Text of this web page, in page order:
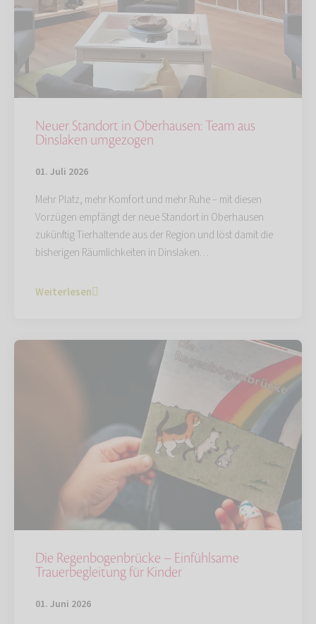
Neuer Standort in Oberhausen: Team aus
Dinslaken umgezogen
01. Juli 2026
Mehr Platz, mehr Komfort und mehr Ruhe – mit diesen
Vorzügen empfängt der neue Standort in Oberhausen
zukünftig Tierhaltende aus der Region und löst damit die
bisherigen Räumlichkeiten in Dinslaken…
Weiterlesen
Die Regenbogenbrücke – Einfühlsame
Trauerbegleitung für Kinder
01. Juni 2026